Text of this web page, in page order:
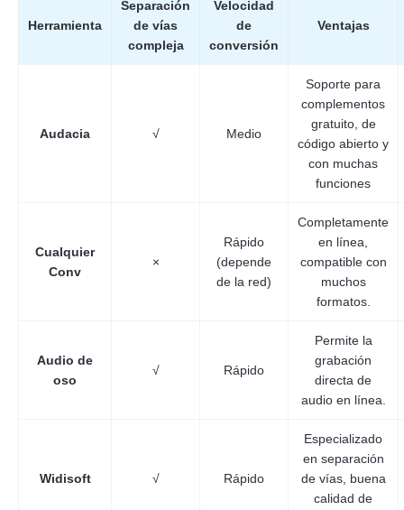
Herramienta
Separación
de vías
compleja
Velocidad
de
conversión
Ventajas
Audacia √ Medio
Soporte para
complementos
gratuito, de
código abierto y
con muchas
funciones
Cualquier
Conv
×
Rápido
(depende
de la red)
Completamente
en línea,
compatible con
muchos
formatos.
Audio de
oso
√ Rápido
Permite la
grabación
directa de
audio en línea.
Widisoft √ Rápido
Especializado
en separación
de vías, buena
calidad de